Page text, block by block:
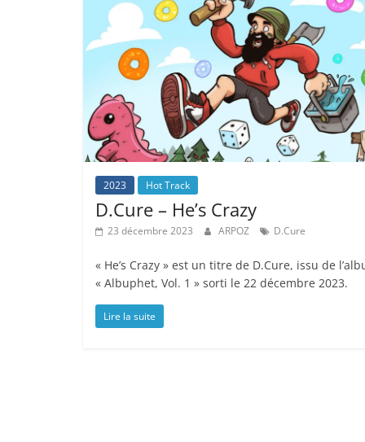
2023 Hot Track
D.Cure – He’s Crazy
23 décembre 2023 ARPOZ D.Cure
« He’s Crazy » est un titre de D.Cure, issu de
« Albuphet, Vol. 1 » sorti le 22 décembre 2023.
Lire la suite